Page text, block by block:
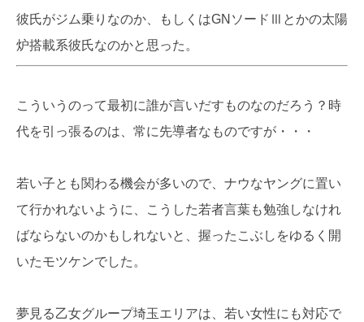
彼氏がジム乗りなのか、もしくはGNソードⅢとかの太陽
炉搭載系彼氏なのかと思った。
こういうのって最初に誰が言いだすものなのだろう？時
代を引っ張るのは、常に先導者なものですが・・・
若い子とも関わる機会が多いので、ナウなヤングに置い
て行かれないように、こうした若者言葉も勉強しなけれ
ばならないのかもしれないと、握ったこぶしをゆるく開
いたモツケンでした。
夢見る乙女グループ埼玉エリアは、若い女性にも対応で